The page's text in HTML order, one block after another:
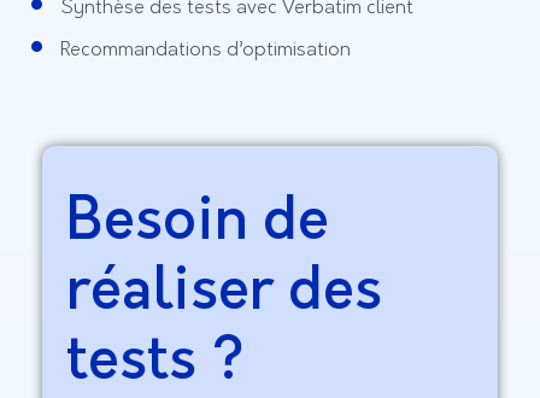
Synthèse des tests avec Verbatim client
Recommandations d’optimisation
Besoin de
réaliser des
tests ?